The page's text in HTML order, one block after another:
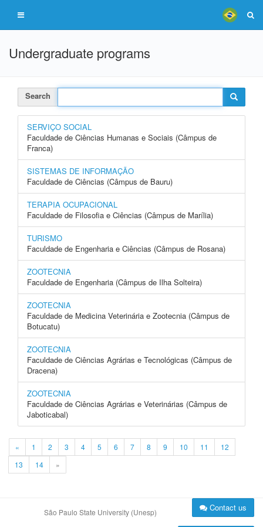
Undergraduate programs
Search
SERVIÇO SOCIAL
Faculdade de Ciências Humanas e Sociais (Câmpus de
Franca)
SISTEMAS DE INFORMAÇÃO
Faculdade de Ciências (Câmpus de Bauru)
TERAPIA OCUPACIONAL
Faculdade de Filosofia e Ciências (Câmpus de Marília)
TURISMO
Faculdade de Engenharia e Ciências (Câmpus de Rosana)
ZOOTECNIA
Faculdade de Engenharia (Câmpus de Ilha Solteira)
ZOOTECNIA
Faculdade de Medicina Veterinária e Zootecnia (Câmpus de
Botucatu)
ZOOTECNIA
Faculdade de Ciências Agrárias e Tecnológicas (Câmpus de
Dracena)
ZOOTECNIA
Faculdade de Ciências Agrárias e Veterinárias (Câmpus de
Jaboticabal)
« 1 2 3 4 5 6 7 8 9 10 11
12
13
14 »
São Paulo State University (Unesp) Contact us